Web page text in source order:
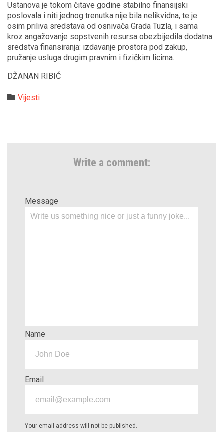
Ustanova je tokom čitave godine stabilno finansijski
poslovala i niti jednog trenutka nije bila nelikvidna, te je
osim priliva sredstava od osnivača Grada Tuzla, i sama
kroz angažovanje sopstvenih resursa obezbijedila dodatna
sredstva finansiranja: izdavanje prostora pod zakup,
pružanje usluga drugim pravnim i fizičkim licima.
DŽANAN RIBIĆ
 Category
Vijesti
Write a comment:
Message
Name
Email
Your email address will not be published.